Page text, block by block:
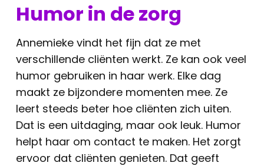
Humor in de zorg
Annemieke vindt het fijn dat ze met
verschillende cliënten werkt. Ze kan ook veel
humor gebruiken in haar werk. Elke dag
maakt ze bijzondere momenten mee. Ze
leert steeds beter hoe cliënten zich uiten.
Dat is een uitdaging, maar ook leuk. Humor
helpt haar om contact te maken. Het zorgt
ervoor dat cliënten genieten. Dat geeft